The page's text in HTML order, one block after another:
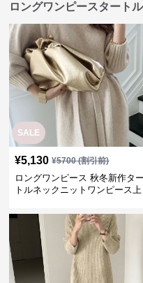
ロングワンピースタート
SALE
¥5,130 ¥5700(割引前)
ロングワンピース 秋冬新作ター
トルネックニットワンピース上